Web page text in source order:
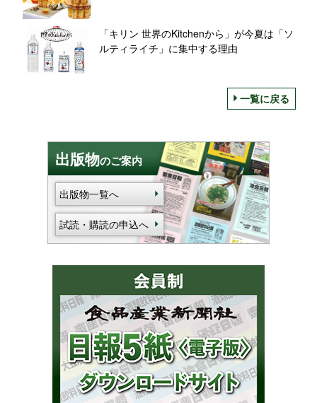
「キリン 世界のKitchenから」が今夏は「ソ
ルティライチ」に集中する理由
一覧に戻る
出版物のご案内
出版物一覧へ
試読・購読の申込へ